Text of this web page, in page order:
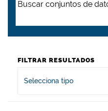
FILTRAR RESULTADOS
Selecciona tipo